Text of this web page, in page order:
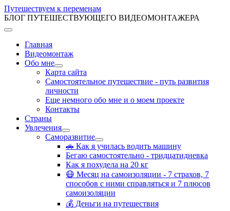
Путешествуем к переменам
БЛОГ ПУТЕШЕСТВУЮЩЕГО ВИДЕОМОНТАЖЕРА
Главная
Видеомонтаж
Обо мне
Карта сайта
Самостоятельное путешествие - путь развития
личности
Еще немного обо мне и о моем проекте
Контакты
Страны
Увлечения
Саморазвитие
🚗 Как я училась водить машину
Бегаю самостоятельно - тридцатидневка
Как я похудела на 20 кг
😷 Месяц на самоизоляции - 7 страхов, 7
способов с ними справляться и 7 плюсов
самоизоляции
💰 Деньги на путешествия